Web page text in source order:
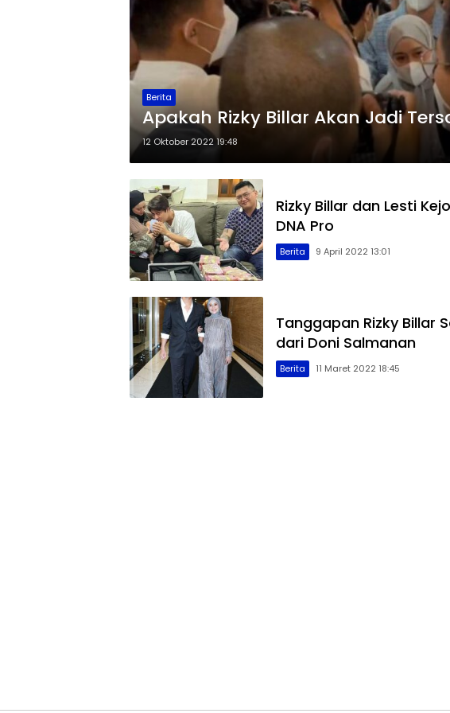
Berita
Apakah Rizky Billar Akan Jadi
12 Oktober 2022 19:48
Rizky Billar dan Lesti
DNA Pro
Berita 9 April 2022 13:01
Tanggapan Rizky Billar
dari Doni Salmanan
Berita 11 Maret 2022 18:45